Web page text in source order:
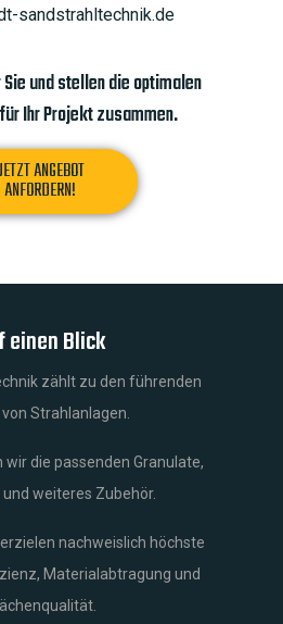
sandstrahltechnik.de
und stellen die optimalen
Ihr Projekt zusammen.
ANGEBOT
ANFORDERN!
einen Blick
zählt zu den führenden
Strahlanlagen.
die passenden Granulate,
weiteres Zubehör.
nachweislich höchste
Materialabtragung und